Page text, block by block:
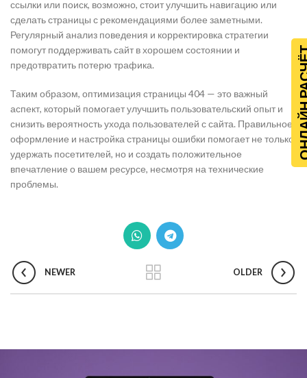
ссылки или поиск, возможно, стоит улучшить навигацию или
сделать страницы с рекомендациями более заметными.
Регулярный анализ поведения и корректировка стратегии
помогут поддерживать сайт в хорошем состоянии и
предотвратить потерю трафика.
Таким образом, оптимизация страницы 404 — это важный
аспект, который помогает улучшить пользовательский опыт и
снизить вероятность ухода пользователей с сайта. Правильное
оформление и настройка страницы ошибки помогает не только
удержать посетителей, но и создать положительное
впечатление о вашем ресурсе, несмотря на технические
проблемы.
NEWER OLDER